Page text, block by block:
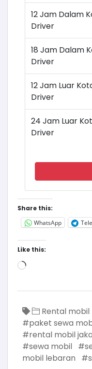
12 Jam Dalam
Driver
18 Jam Dalam
Driver
12 Jam Luar
Driver
24 Jam Luar
Driver
Share this:
WhatsApp
Like this:
Rental mobil
#paket sewa
#rental mobil
#sewa mobil
mobil lebaran